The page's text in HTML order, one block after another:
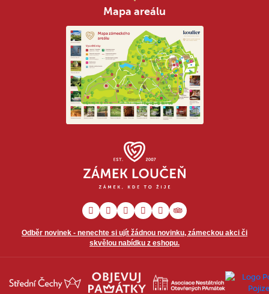
Odběr novinek - nenechte si ujít žádnou novinku, zámeckou akci či
skvělou nabídku z eshopu.
Mapa areálu